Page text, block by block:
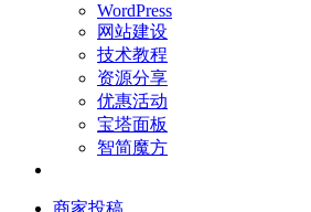
WordPress
网站建设
技术教程
资源分享
优惠活动
宝塔面板
智简魔方
商家投稿